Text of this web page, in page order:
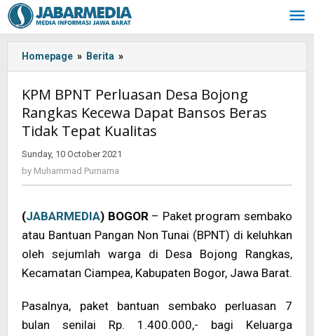
Skip
to
content
Homepage » Berita »
BPNT
Desa
Bojong
Rangkas
Beras
Tepat
Kualitas
KPM BPNT Perluasan Desa Bojong
Rangkas Kecewa Dapat Bansos Beras
Tidak Tepat Kualitas
Sunday, 10 October 2021
by Muhammad Purnama
(JABARMEDIA) BOGOR– Paket program sembako
atau Bantuan Pangan Non Tunai (BPNT) di keluhkan
oleh sejumlah warga di Desa Bojong Rangkas,
Kecamatan Ciampea, Kabupaten Bogor, Jawa Barat.
Pasalnya, paket bantuan sembako perluasan 7
bulan senilai Rp. 1.400.000,- bagi Keluarga